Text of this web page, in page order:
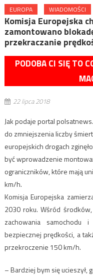
EUROPA WIADOMOŚCI
Komisja Europejska
zamontowano
przekraczanie
PODOBA CI SIĘ TO
22 lipca 2018
Jak podaje portal
do zmniejszenia liczby
europejskich drogach
być wprowadzenie
ograniczników, które mają
km/h.
Komisja Europejska
2030 roku. Wśród
zachowania samochodu
bezpiecznej prędkości, a
przekroczenie 150 km/h.
– Bardziej bym się ucieszył,